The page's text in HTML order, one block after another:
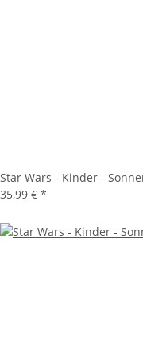
Star Wars - Kinder -
35,99 € *